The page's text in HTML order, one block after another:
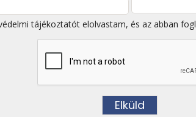
tájékoztatót elolvastam, és az abban